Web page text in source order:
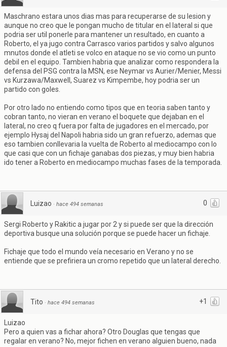
Maschrano estara unos dias mas para recuperarse de su lesion y
aunque no creo que le pongan mucho de titular en el lateral si que
podria ser util ponerle para mantener un resultado, en cuanto a
Roberto, el ya jugo contra Carrasco varios partidos y salvo algunos
mnutos donde el atleti se volco en ataque no se vio como un punto
debil en el equipo. Tambien habria que analizar como respondera la
defensa del PSG contra la MSN, ese Neymar vs Aurier/Menier, Messi
vs Kurzawa/Maxwell, Suarez vs Kimpembe, hoy podria ser un
partido con goles.
Por otro lado no entiendo como tipos que en teoria saben tanto y
cobran tanto, no vieran en verano el boquete que dejaban en el
lateral, no creo q fuera por falta de jugadores en el mercado, por
ejemplo Hysaj del Napoli habria sido un gran refuerzo, ademas que
eso tambien conllevaria la vuelta de Roberto al mediocampo con lo
que casi que con un fichaje ganabas dos piezas, y muy bien habria
ido tener a Roberto en mediocampo muchas fases de la temporada.
0
Luizao · hace 494 semanas
Sergi Roberto y Rakitic a jugar por 2 y si puede ser que la dirección
deportiva busque una solución porque se puede hacer un fichaje.
Fichaje que todo el mundo veía necesario en Verano y no se
entiende que se prefiriera un cromo repetido que un lateral derecho.
+1
Tito · hace 494 semanas
Luizao
Pero a quien vas a fichar ahora? Otro Douglas que tengas que
regalar en verano? No, mejor fichen en verano alguien bueno, nada